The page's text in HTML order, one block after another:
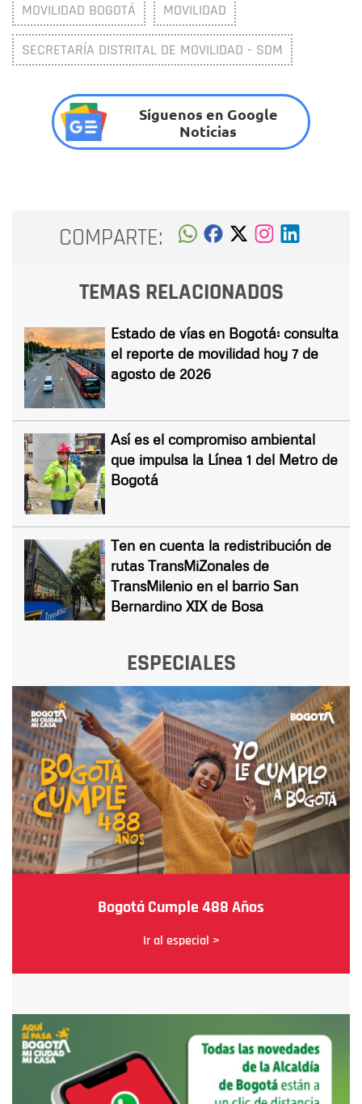
MOVILIDAD BOGOTÁ MOVILIDAD
SECRETARÍA DISTRITAL DE MOVILIDAD - SDM
Síguenos en Google
Noticias
COMPARTE:
TEMAS RELACIONADOS
Estado de vías en Bogotá: consulta
el reporte de movilidad hoy 7 de
agosto de 2026
Así es el compromiso ambiental
que impulsa la Línea 1 del Metro de
Bogotá
Ten en cuenta la redistribución de
rutas TransMiZonales de
TransMilenio en el barrio San
Bernardino XIX de Bosa
ESPECIALES
Bogotá Cumple 488 Años
Ir al especial >